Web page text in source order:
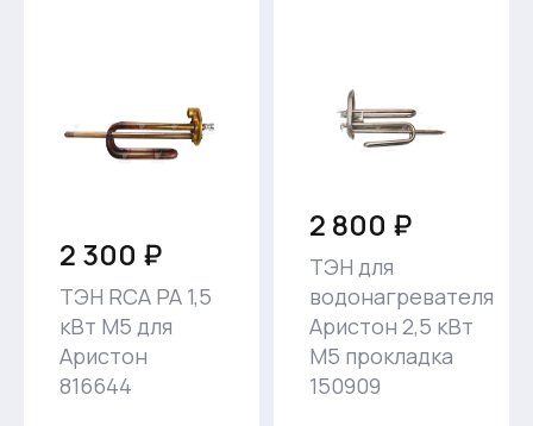
2 300 ₽
ТЭН RCA PA 1,5
кВт M5 для
Аристон
816644
2 800 ₽
ТЭН для
водонагревателя
Аристон 2,5 кВт
M5 прокладка
150909